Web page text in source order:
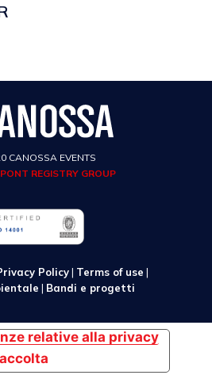
CANOSSA EVENTS
REGISTRY GROUP
Policy| Terms of use |
| Bandi e progetti
relative alla privacy